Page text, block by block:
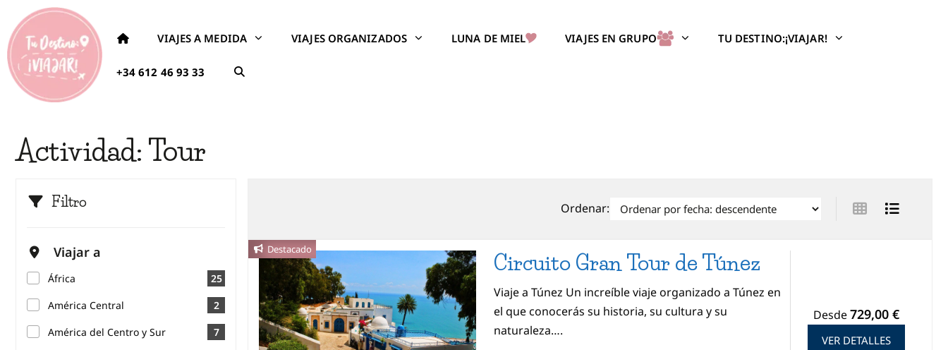
VIAJES A MEDIDA VIAJES ORGANIZADOS LUNA DE MIEL VIAJES EN GRUPO TU DESTINO:¡VIAJAR!
+34 612 46 93 33
Actividad: Tour
Filtro
Viajar a
África
25
América Central
2
América del Centro y Sur
7
Ordenar:
Destacado
Circuito Gran Tour de Túnez
Viaje a Túnez Un increíble viaje organizado a Túnez en
el que conocerás su historia, su cultura y su
naturaleza….
Desde 729,00 €
VER DETALLES